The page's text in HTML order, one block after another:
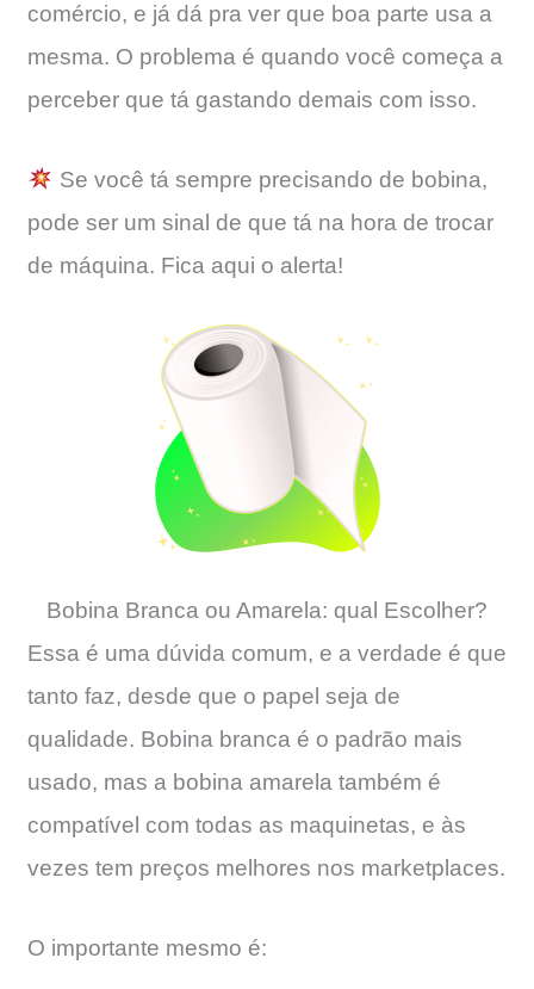
comércio, e já dá pra ver que boa parte usa a
mesma. O problema é quando você começa a
perceber que tá gastando demais com isso.
Se você tá sempre precisando de bobina,
pode ser um sinal de que tá na hora de trocar
de máquina. Fica aqui o alerta!
Bobina Branca ou Amarela: qual Escolher?
Essa é uma dúvida comum, e a verdade é que
tanto faz, desde que o papel seja de
qualidade. Bobina branca é o padrão mais
usado, mas a bobina amarela também é
compatível com todas as maquinetas, e às
vezes tem preços melhores nos marketplaces.
O importante mesmo é: